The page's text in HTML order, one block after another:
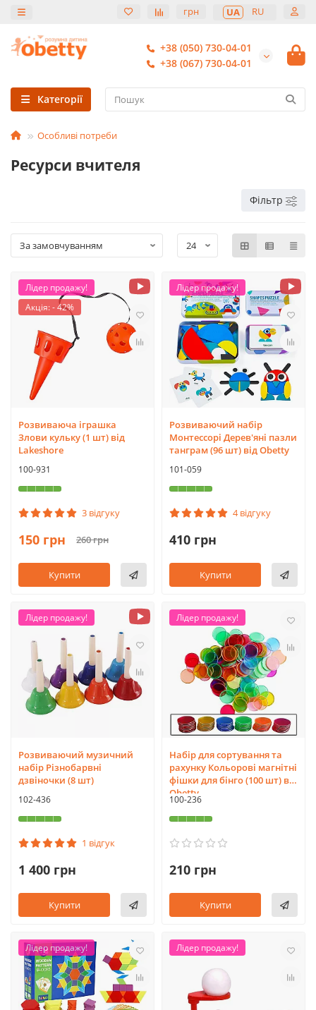
грн UA RU
+38 (050) 730-04-01
+38 (067) 730-04-01
Категорії
Особливі потреби
Ресурси вчителя
Фільтр
Лідер продажу!
Акція: - 42%
Розвиваюча іграшка
Злови кульку (1 шт) від
Lakeshore
100-931
3 відгуку
150 грн 260 грн
Купити
Лідер продажу!
Розвиваючий набір
Монтессорі Дерев'яні пазли
танграм (96 шт) від Obetty
101-059
4 відгуку
410 грн
Купити
Лідер продажу!
Розвиваючий музичний
набір Різнобарвні
дзвіночки (8 шт)
102-436
1 відгук
1 400 грн
Купити
Лідер продажу!
Набір для сортування та
рахунку Кольорові магнітні
фішки для бінго (100 шт) від
Obetty
100-236
210 грн
Купити
Лідер продажу! Лідер продажу!